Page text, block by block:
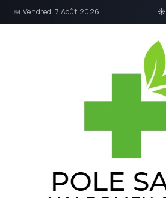
📅 Vendredi 7 Août 2026 ☀